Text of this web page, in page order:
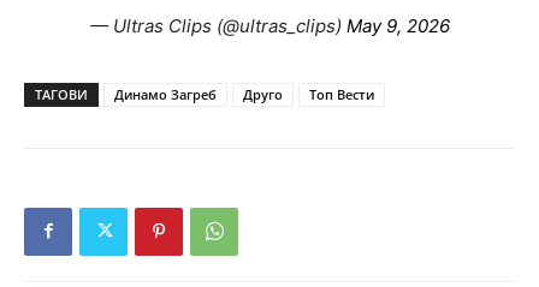
— Ultras Clips (@ultras_clips) May 9, 2026
ТАГОВИ Динамо Загреб Друго Топ Вести